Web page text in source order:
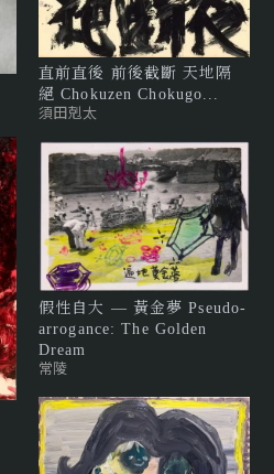
直前直後 前後截斷 天地隔
絕 Chokuzen Chokugo...
須田剋太
假性自大 — 黃金夢 Pseudo-
arrogance: The Golden
Dream
常陵